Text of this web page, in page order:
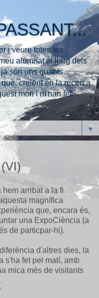
i veure totes les
alumnat al llarg dels
són uns quants...
creient en la recerca
món i m'han fet
▼
hem arribat a la fi
magnífica
que, encara és,
una ExpoCiència (a
de particpar-hi).
d'altres dies, la
s'ha fet pel matí, amb
mica més de visitants